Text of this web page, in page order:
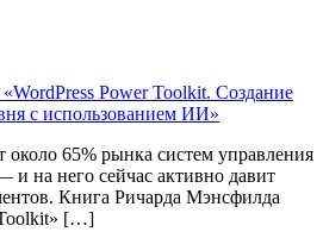
Power Toolkit. Создание
с использованием ИИ»
около 65% рынка систем управления
и на него сейчас активно давит
Книга Ричарда Мэнсфилда
Toolkit» […]